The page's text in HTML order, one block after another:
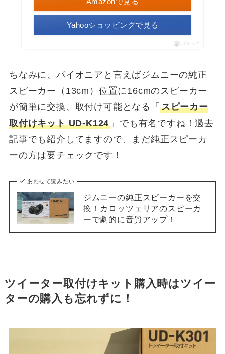
Yahooショッピングで見る
ポチップ
ちなみに、パイオニアと言えばジムニーの純正
スピーカー（13cm）位置に16cmのスピーカー
が簡単に交換、取付け可能となる「 スピーカー
取付けキット UD-K124 」でも有名ですね！過去
記事でも紹介してますので、まだ純正スピーカ
ーの方は要チェックです！
あわせて読みたい
ジムニーの純正スピーカーを交
換！カロッツェリアのスピーカ
ーで劇的に音質アップ！
ツイーター取付けキット購入時はツイー
ターの購入も忘れずに！